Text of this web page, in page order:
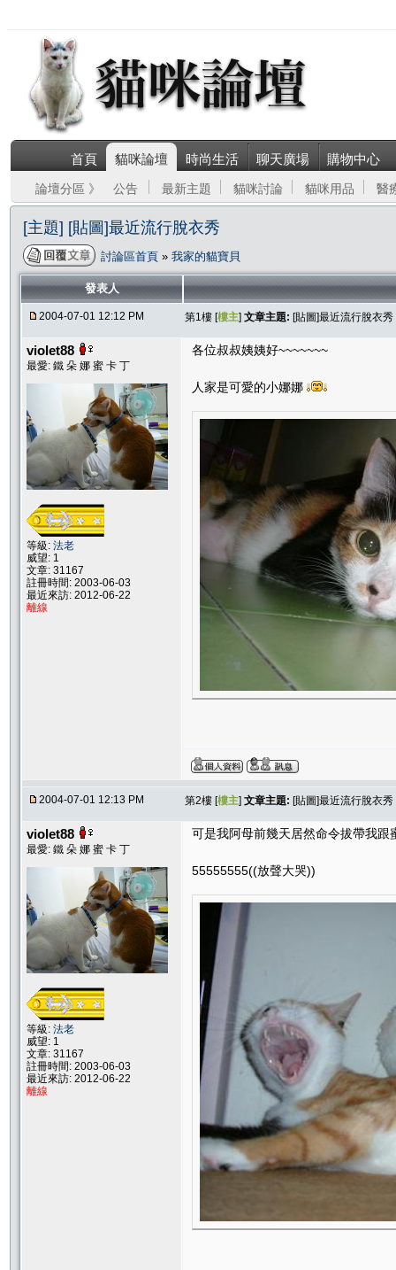
首頁 貓咪論壇 時尚生活 聊天廣場 購物中心
論壇分區 》 公告 最新主題 貓咪討論 貓咪用品 醫
[主題] [貼圖]最近流行脫衣秀
討論區首頁 » 我家的貓寶貝
發表人
2004-07-01 12:12 PM 第1樓 [樓主] 文章主題: [貼圖]最近流行脫衣秀
violet88
最愛: 鐵 朵 娜 蜜 卡 丁
等級: 法老
威望: 1
文章: 31167
註冊時間: 2003-06-03
最近來訪: 2012-06-22
離線
各位叔叔姨姨好~~~~~~~
人家是可愛的小娜娜
2004-07-01 12:13 PM 第2樓 [樓主] 文章主題: [貼圖]最近流行脫衣秀
violet88
最愛: 鐵 朵 娜 蜜 卡 丁
等級: 法老
威望: 1
文章: 31167
註冊時間: 2003-06-03
最近來訪: 2012-06-22
離線
可是我阿母前幾天居然命令拔帶我跟
55555555((放聲大哭))